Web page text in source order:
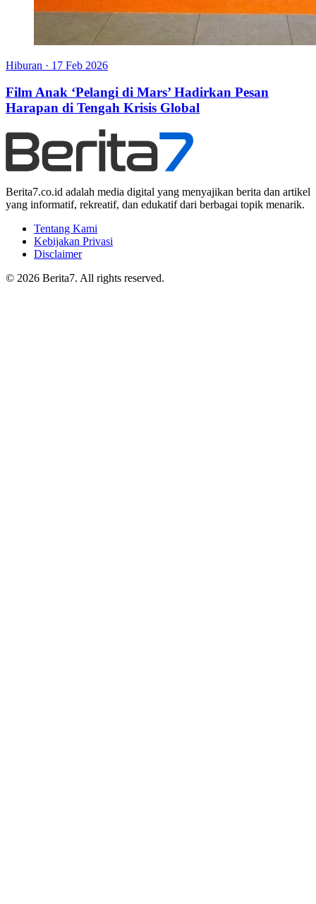
Hiburan · 17 Feb 2026
Film Anak ‘Pelangi di Mars’ Hadirkan Pesan
Harapan di Tengah Krisis Global
Berita7.co.id adalah media digital yang menyajikan berita dan artikel
yang informatif, rekreatif, dan edukatif dari berbagai topik menarik.
Tentang Kami
Kebijakan Privasi
Disclaimer
© 2026 Berita7. All rights reserved.